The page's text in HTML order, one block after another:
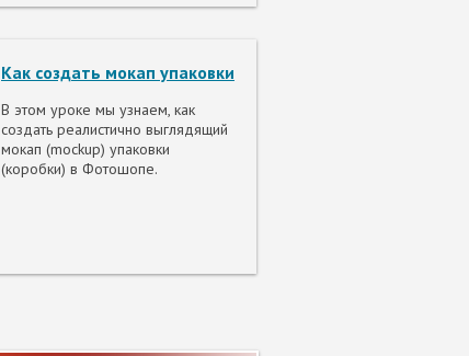
Как создать мокап упаковки
В этом уроке мы узнаем, как
создать реалистично выглядящий
мокап (mockup) упаковки
(коробки) в Фотошопе.